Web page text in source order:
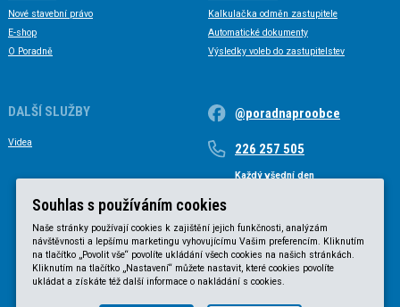
Nové stavební právo
E-shop
O Poradně
Kalkulačka odměn zastupitele
Automatické dokumenty
Výsledky voleb do zastupitelstev
DALŠÍ SLUŽBY
Videa
@poradnaproobce
226 257 505
Každý všední den
Souhlas s používáním cookies
Naše stránky používají cookies k zajištění jejich funkčnosti, analýzám
návštěvnosti a lepšímu marketingu vyhovujícímu Vašim preferencím. Kliknutím
na tlačítko „Povolit vše“ povolíte ukládání všech cookies na našich stránkách.
Kliknutím na tlačítko „Nastavení“ můžete nastavit, které cookies povolíte
ukládat a získáte též další informace o nakládání s cookies.